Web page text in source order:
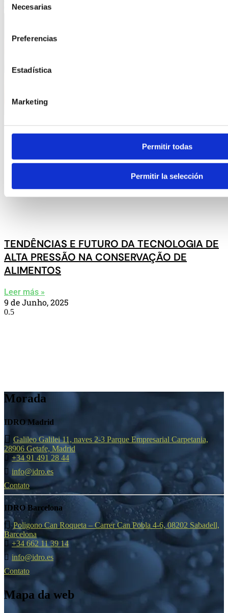
Necesarias
Preferencias
Estadística
Marketing
Permitir todas
Permitir la selección
9 de Junho, 2025
TENDÊNCIAS E FUTURO DA TECNOLOGIA DE
ALTA PRESSÃO NA CONSERVAÇÃO DE
ALIMENTOS
Leer más »
9 de Junho, 2025
Morada
IDRO Madrid
Galileo Galilei 11, naves 2-3 Parque Empresarial Carpetania,
28906 Getafe, Madrid
+34 91 491 28 44
info@idro.es
Contato
IDRO Barcelona
Poligono Can Roqueta – Carrer Can Pobla 4-6, 08202 Sabadell,
Barcelona
+34 662 11 39 14
info@idro.es
Contato
Mapa da web